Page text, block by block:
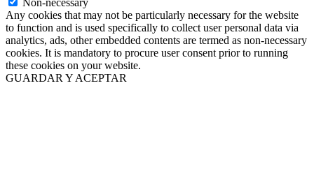
Non-necessary
Any cookies that may not be particularly necessary for the website
to function and is used specifically to collect user personal data via
analytics, ads, other embedded contents are termed as non-necessary
cookies. It is mandatory to procure user consent prior to running
these cookies on your website.
GUARDAR Y ACEPTAR